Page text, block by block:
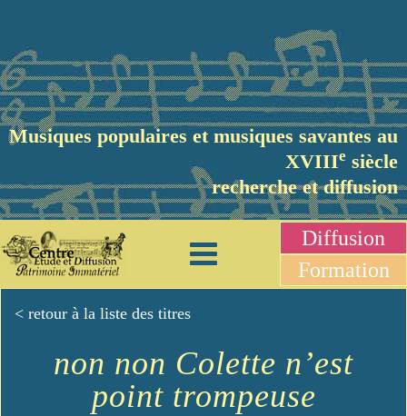
Musiques populaires et musiques savantes au
XVIIIe siècle
recherche et diffusion
Diffusion
Formation
< retour à la liste des titres
non non Colette n’est
point trompeuse